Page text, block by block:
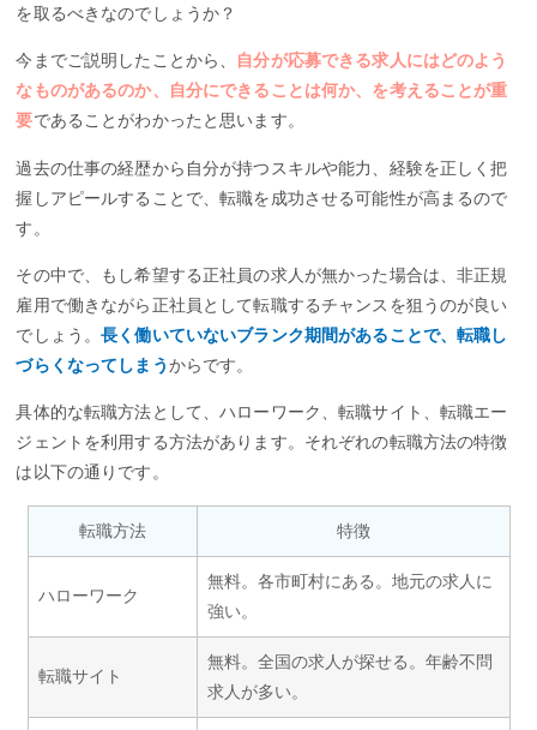
を取るべきなのでしょうか？
今までご説明したことから、
自分が応募できる求人にはどのよう
なものがあるのか、自分にできることは何か、を考えることが重
要であることがわかったと思います。
過去の仕事の経歴から自分が持つスキルや能力、経験を正しく把
握しアピールすることで、転職を成功させる可能性が高まるので
す。
その中で、もし希望する正社員の求人が無かった場合は、非正規
雇用で働きながら正社員として転職するチャンスを狙うのが良い
でしょう。長く働いていないブランク期間があることで、転職し
づらくなってしまうからです。
具体的な転職方法として、ハローワーク、転職サイト、転職エー
ジェントを利用する方法があります。それぞれの転職方法の特徴
は以下の通りです。
転職方法 特徴
ハローワーク
無料。各市町村にある。地元の求人に
強い。
転職サイト
無料。全国の求人が探せる。年齢不問
求人が多い。